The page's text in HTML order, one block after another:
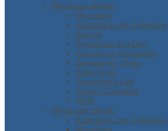
Женская обувь
Moovboot
Australia Luxe Collective
Bourne
Луноходы Jog Dog
Сапоги со Сваровски
Домашняя обувь
Boho-Style
Shepherd's Life
Jeffrey Campbell
WOZ
Мужская обувь
Australia Luxe Collective